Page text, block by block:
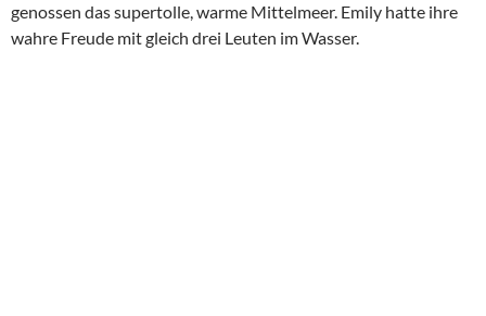
genossen das supertolle, warme Mittelmeer. Emily hatte ihre
wahre Freude mit gleich drei Leuten im Wasser.